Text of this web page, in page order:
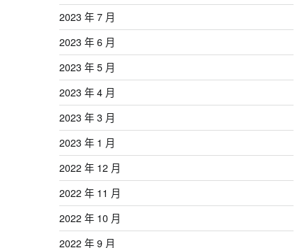
2023 年 7 月
2023 年 6 月
2023 年 5 月
2023 年 4 月
2023 年 3 月
2023 年 1 月
2022 年 12 月
2022 年 11 月
2022 年 10 月
2022 年 9 月